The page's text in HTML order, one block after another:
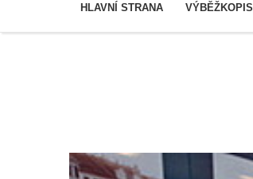
HLAVNÍ STRANA VÝBĚŽKOPIS